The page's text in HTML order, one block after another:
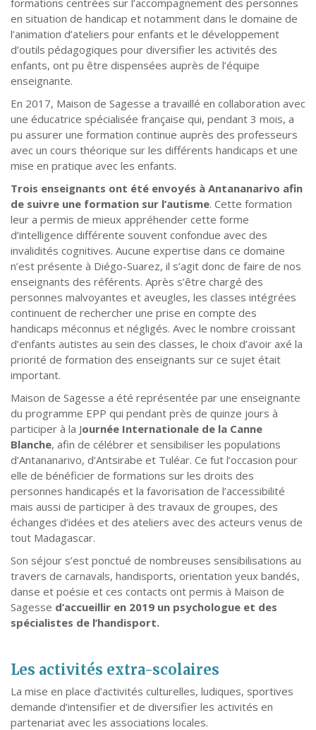
en situation de handicap et notamment dans le domaine de
l’animation d’ateliers pour enfants et le développement
d’outils pédagogiques pour diversifier les activités des
enfants, ont pu être dispensées auprès de l’équipe
enseignante.
En 2017, Maison de Sagesse a travaillé en collaboration avec
une éducatrice spécialisée française qui, pendant 3 mois, a
pu assurer une formation continue auprès des professeurs
avec un cours théorique sur les différents handicaps et une
mise en pratique avec les enfants.
Trois enseignants ont été envoyés à Antananarivo afin
de suivre une formation sur l’autisme. Cette formation
leur a permis de mieux appréhender cette forme
d’intelligence différente souvent confondue avec des
invalidités cognitives. Aucune expertise dans ce domaine
n’est présente à Diégo-Suarez, il s’agit donc de faire de nos
enseignants des référents. Après s’être chargé des
personnes malvoyantes et aveugles, les classes intégrées
continuent de rechercher une prise en compte des
handicaps méconnus et négligés. Avec le nombre croissant
d’enfants autistes au sein des classes, le choix d’avoir axé la
priorité de formation des enseignants sur ce sujet était
important.
Maison de Sagesse a été représentée par une enseignante
du programme EPP qui pendant près de quinze jours à
participer à la Journée Internationale de la Canne
Blanche, afin de célébrer et sensibiliser les populations
d’Antananarivo, d’Antsirabe et Tuléar. Ce fut l’occasion pour
elle de bénéficier de formations sur les droits des
personnes handicapés et la favorisation de l’accessibilité
mais aussi de participer à des travaux de groupes, des
échanges d’idées et des ateliers avec des acteurs venus de
tout Madagascar.
Son séjour s’est ponctué de nombreuses sensibilisations au
travers de carnavals, handisports, orientation yeux bandés,
danse et poésie et ces contacts ont permis à Maison de
Sagesse d’accueillir en 2019 un psychologue et des
spécialistes de l’handisport.
Les activités extra-scolaires
La mise en place d’activités culturelles, ludiques, sportives
demande d’intensifier et de diversifier les activités en
partenariat avec les associations locales.